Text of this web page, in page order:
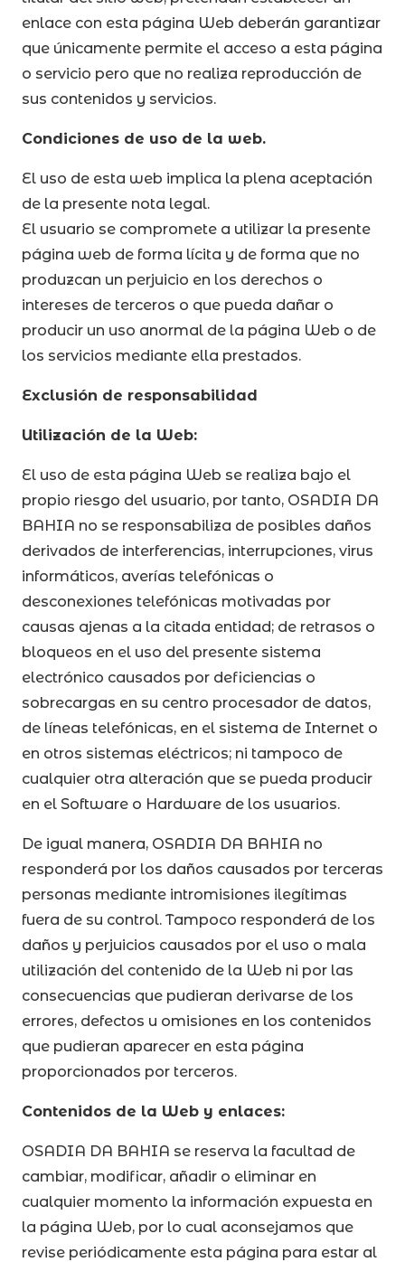
enlace con esta página Web deberán garantizar
que únicamente permite el acceso a esta página
o servicio pero que no realiza reproducción de
sus contenidos y servicios.
Condiciones de uso de la web.
El uso de esta web implica la plena aceptación
de la presente nota legal.
El usuario se compromete a utilizar la presente
página web de forma lícita y de forma que no
produzcan un perjuicio en los derechos o
intereses de terceros o que pueda dañar o
producir un uso anormal de la página Web o de
los servicios mediante ella prestados.
Exclusión de responsabilidad
Utilización de la Web:
El uso de esta página Web se realiza bajo el
propio riesgo del usuario, por tanto, OSADIA DA
BAHIA no se responsabiliza de posibles daños
derivados de interferencias, interrupciones, virus
informáticos, averías telefónicas o
desconexiones telefónicas motivadas por
causas ajenas a la citada entidad; de retrasos o
bloqueos en el uso del presente sistema
electrónico causados por deficiencias o
sobrecargas en su centro procesador de datos,
de líneas telefónicas, en el sistema de Internet o
en otros sistemas eléctricos; ni tampoco de
cualquier otra alteración que se pueda producir
en el Software o Hardware de los usuarios.
De igual manera, OSADIA DA BAHIA no
responderá por los daños causados por terceras
personas mediante intromisiones ilegítimas
fuera de su control. Tampoco responderá de los
daños y perjuicios causados por el uso o mala
utilización del contenido de la Web ni por las
consecuencias que pudieran derivarse de los
errores, defectos u omisiones en los contenidos
que pudieran aparecer en esta página
proporcionados por terceros.
Contenidos de la Web y enlaces:
OSADIA DA BAHIA se reserva la facultad de
cambiar, modificar, añadir o eliminar en
cualquier momento la información expuesta en
la página Web, por lo cual aconsejamos que
revise periódicamente esta página para estar al